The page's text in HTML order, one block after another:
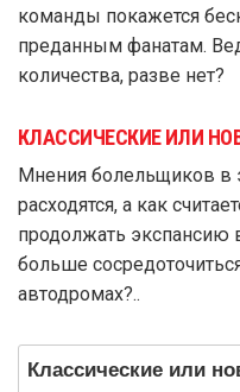
команды покажется
преданным фанатам.
количества, разве нет?
КЛАССИЧЕСКИЕ ИЛИ
Мнения болельщиков в
расходятся, а как
продолжать экспансию
больше
автодромах?..
Классические или